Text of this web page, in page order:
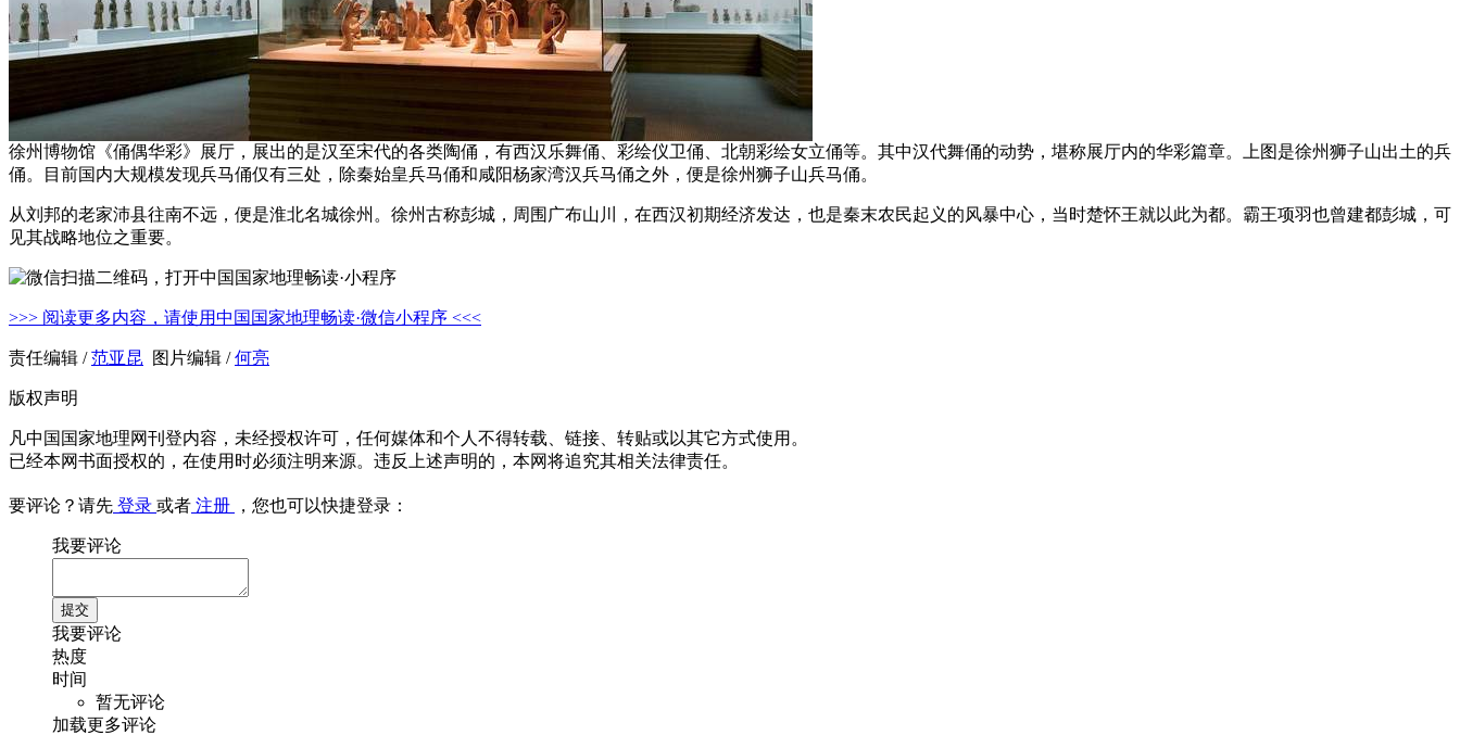
徐州博物馆《俑偶华彩》展厅，展出的是汉至宋代的各类陶俑，有西汉乐舞俑、彩绘仪卫俑、北朝彩绘女立俑等。其中汉代舞俑的动势，堪称展厅内的华彩篇章。上图是徐州狮子山出土的兵
俑。目前国内大规模发现兵马俑仅有三处，除秦始皇兵马俑和咸阳杨家湾汉兵马俑之外，便是徐州狮子山兵马俑。
从刘邦的老家沛县往南不远，便是淮北名城徐州。徐州古称彭城，周围广布山川，在西汉初期经济发达，也是秦末农民起义的风暴中心，当时楚怀王就以此为都。霸王项羽也曾建都彭城，可
见其战略地位之重要。
>>> 阅读更多内容，请使用中国国家地理畅读·微信小程序 <<<
责任编辑 /范亚昆 图片编辑 /何亮
版权声明
凡中国国家地理网刊登内容，未经授权许可，任何媒体和个人不得转载、链接、转贴或以其它方式使用。
已经本网书面授权的，在使用时必须注明来源。违反上述声明的，本网将追究其相关法律责任。
要评论？请先 登录 或者 注册 ，您也可以快捷登录：
我要评论
我要评论
热度
时间
暂无评论
加载更多评论